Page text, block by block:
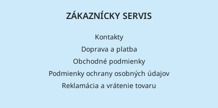
ZÁKAZNÍCKY SERVIS
Kontakty
Doprava a platba
Obchodné podmienky
Podmienky ochrany osobných údajov
Reklamácia a vrátenie tovaru